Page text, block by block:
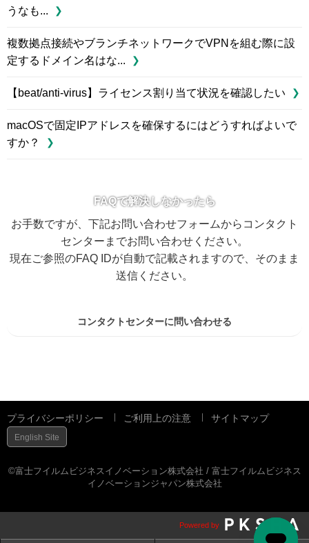
うなも...
複数拠点接続やブランチネットワークでVPNを組む際に設
定するドメイン名はな...
【beat/anti-virus】ライセンス割り当て状況を確認したい
macOSで固定IPアドレスを確保するにはどうすればよいで
すか？
FAQで解決しなかったら
お手数ですが、下記お問い合わせフォームからコンタクト
センターまでお問い合わせください。
現在ご参照のFAQ IDが自動で記載されますので、そのまま
送信ください。
コンタクトセンターに問い合わせる
プライバシーポリシー ご利用上の注意 サイトマップ
English Site
©富士フイルムビジネスイノベーション株式会社 / 富士フイルムビジネス
イノベーションジャパン株式会社
Powered by